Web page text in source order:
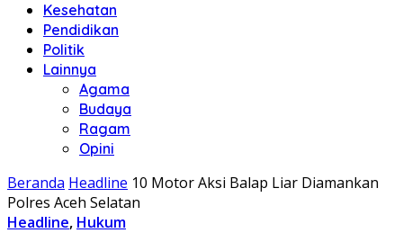
Kesehatan
Pendidikan
Politik
Lainnya
Agama
Budaya
Ragam
Opini
Beranda Headline 10 Motor Aksi Balap Liar Diamankan
Polres Aceh Selatan
Headline, Hukum